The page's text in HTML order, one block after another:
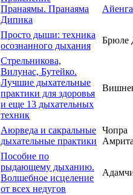
Пранаямы. Пранаяма
Дипика
Просто дыши: техника
осознанного дыхания
Брюле
Стрельникова,
Вилунас, Бутейко.
Лучшие дыхательные
практики для здоровья
и еще 13 дыхательных
техник
Аюрведа и сакральные
дыхательные практики
Чопра
Пособие по
рыдающему дыханию.
Волшебное исцеление
от всех недугов